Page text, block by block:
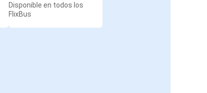
Disponible en todos los
FlixBus